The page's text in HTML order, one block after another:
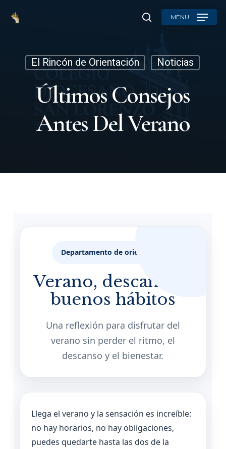
content
searchMENU
El Rincón de Orientación Noticias
Últimos Consejos
Antes Del Verano
Departamento de orientación
Verano, descanso y
buenos hábitos
Una reflexión para disfrutar del
verano sin perder el ritmo, el
descanso y el bienestar.
Llega el verano y la sensación es increíble:
no hay horarios, no hay obligaciones,
puedes quedarte hasta las dos de la